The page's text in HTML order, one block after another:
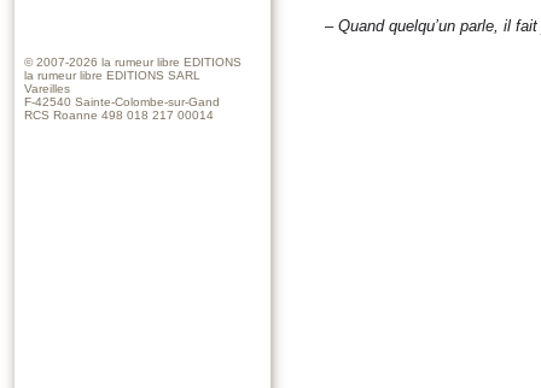
– Quand quelqu’un parle, il fait
© 2007-2026 la rumeur libre EDITIONS
la rumeur libre EDITIONS SARL
Vareilles
F-42540 Sainte-Colombe-sur-Gand
RCS Roanne 498 018 217 00014